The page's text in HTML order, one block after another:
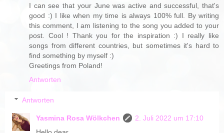
I can see that your June was active and successful, that's
good :) I like when my time is always 100% full. By writing
this comment, I am listening to the song you added to your
post. Cool ! Thank you for the inspiration :) I really like
songs from different countries, but sometimes it's hard to
find something by myself :)
Greetings from Poland!
Antworten
Antworten
Yasmina Rosa Wölkchen
2. Juli 2022 um 17:10